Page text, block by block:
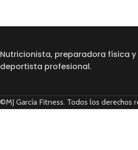
Nutricionista, preparadora física y
deportista profesional.
©MJ García Fitness. Todos los